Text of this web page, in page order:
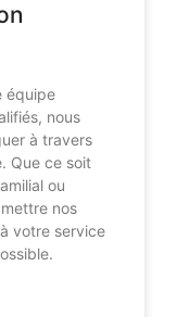
équipe
nous
à travers
Que ce soit
ou
nos
votre service